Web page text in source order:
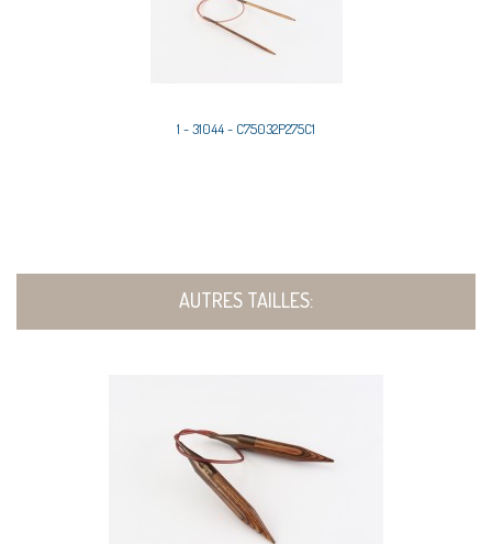
1 - 31044 - C75032P275C1
AUTRES TAILLES: